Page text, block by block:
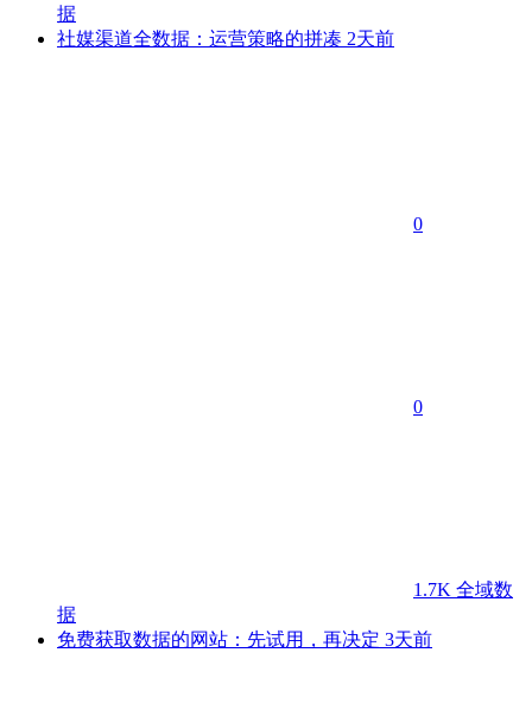
据
社媒渠道全数据：运营策略的拼凑 2天前
0
0
1.7K 全域数
据
免费获取数据的网站：先试用，再决定 3天前